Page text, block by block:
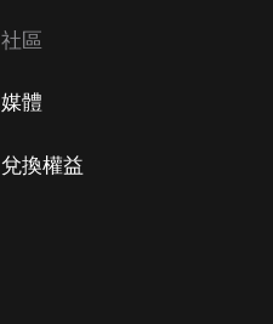
社區
媒體
兌換權益